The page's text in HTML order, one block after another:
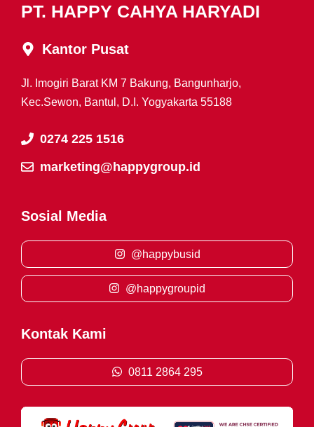
PT. HAPPY CAHYA HARYADI
Kantor Pusat
Jl. Imogiri Barat KM 7 Bakung, Bangunharjo,
Kec.Sewon, Bantul, D.I. Yogyakarta 55188
0274 225 1516
marketing@happygroup.id
Sosial Media
@happybusid
@happygroupid
Kontak Kami
0811 2864 295